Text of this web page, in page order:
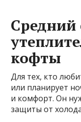
Средний
кофты
Для тех, кто
или планирует
и комфорт. Он
защиты от